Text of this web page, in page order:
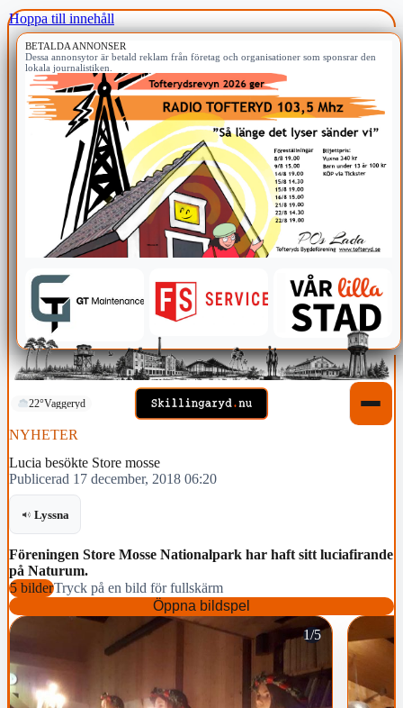
Hoppa till innehåll
BETALDA ANNONSER
Dessa annonsytor är betald reklam från företag och organisationer som sponsrar den
lokala journalistiken.
22°Vaggeryd
NYHETER
Lucia besökte Store mosse
Publicerad 17 december, 2018 06:20
Lyssna
Föreningen Store Mosse Nationalpark har haft sitt luciafirande
på Naturum.
5 bilderTryck på en bild för fullskärm
Öppna bildspel
1/5